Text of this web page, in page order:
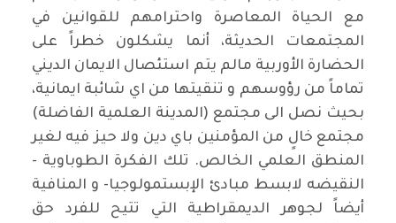
مع الحياة المعاصرة واحترامهم للقوانين في
المجتمعات الحديثة، أنما يشكلون خطراً على
الحضارة الأوربية مالم يتم استئصال الايمان الديني
تماماً من رؤوسهم و تنقيتها من اي شائبة ايمانية،
بحيث نصل الى مجتمع (المدينة العلمية الفاضلة)
مجتمع خالٍ من المؤمنين باي دين ولا حيز فيه لغير
المنطق العلمي الخالص. تلك الفكرة الطوباوية -
النقيضه لابسط مبادئ الإبستمولوجيا- و المنافية
أيضاً لجوهر الديمقراطية التي تتيح للفرد حق